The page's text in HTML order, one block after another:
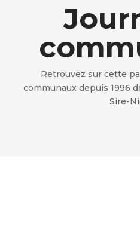
Retrouvez sur cette
communaux depuis 1996 d
Sire-